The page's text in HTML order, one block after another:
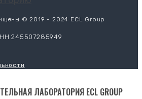
© 2019 - 2024 ECL Group
245507285949
ЛАБОРАТОРИЯ ECL GROUP